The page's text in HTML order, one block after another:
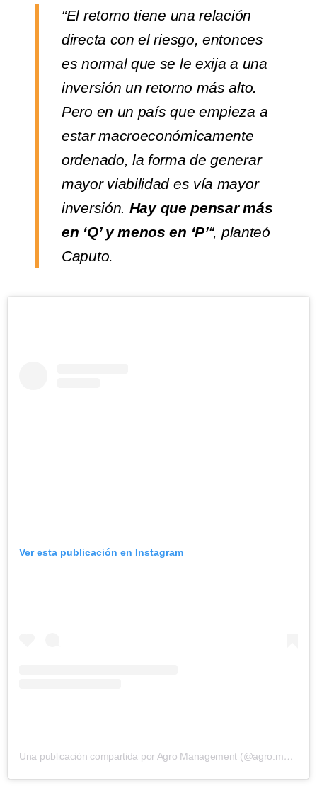
“El retorno tiene una relación
directa con el riesgo, entonces
es normal que se le exija a una
inversión un retorno más alto.
Pero en un país que empieza a
estar macroeconómicamente
ordenado, la forma de generar
mayor viabilidad es vía mayor
inversión. Hay que pensar más
en ‘Q’ y menos en ‘P’“, planteó
Caputo.
Ver esta publicación en Instagram
Una publicación compartida por Agro Management (@agro.management)